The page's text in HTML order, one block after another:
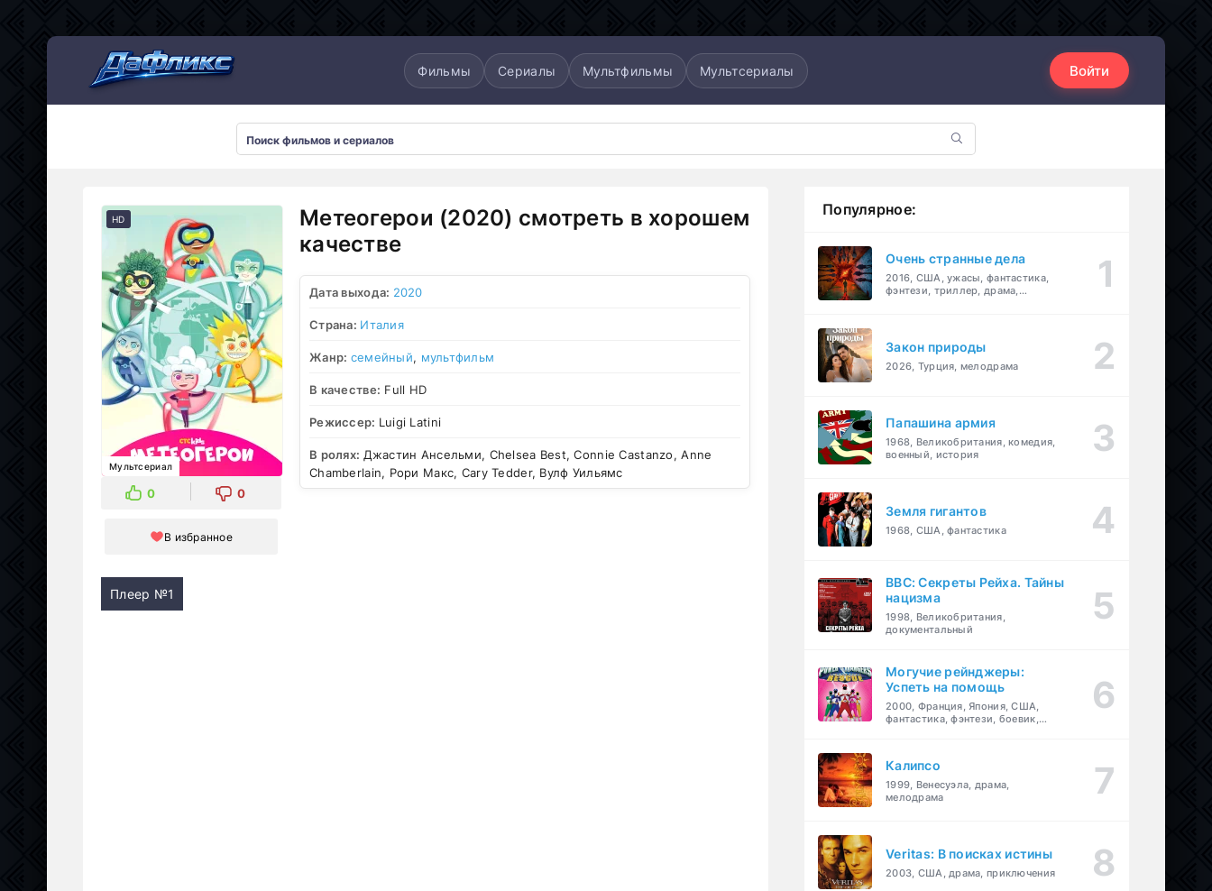
Фильмы Сериалы Мультфильмы Мультсериалы Войти
HD
Мультсериал
0 0
В избранное
Метеогерои (2020) смотреть в хорошем
качестве
Дата выхода: 2020
Страна: Италия
Жанр: семейный, мультфильм
В качестве: Full HD
Режиссер: Luigi Latini
В ролях: Джастин Ансельми, Chelsea Best, Connie Castanzo, Anne
Chamberlain, Рори Макс, Cary Tedder, Вулф Уильямс
Плеер №1
Популярное:
Очень странные дела
2016, США, ужасы, фантастика,
фэнтези, триллер, драма,
Закон природы
2026, Турция, мелодрама
Папашина армия
1968, Великобритания, комедия,
военный, история
Земля гигантов
1968, США, фантастика
BBC: Секреты Рейха. Тайны
нацизма
1998, Великобритания,
документальный
Могучие рейнджеры:
Успеть на помощь
2000, Франция, Япония, США,
фантастика, фэнтези, боевик,
Калипсо
1999, Венесуэла, драма,
мелодрама
Veritas: В поисках истины
2003, США, драма, приключения
Мультсериалы